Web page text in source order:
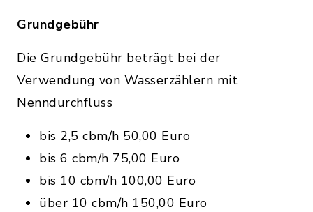
Grundgebühr
Die Grundgebühr beträgt bei der
Verwendung von Wasserzählern mit
Nenndurchfluss
bis 2,5 cbm/h 50,00 Euro
bis 6 cbm/h 75,00 Euro
bis 10 cbm/h 100,00 Euro
über 10 cbm/h 150,00 Euro